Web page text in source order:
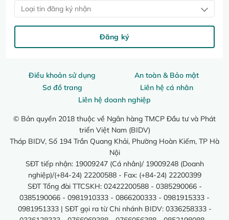
Điều khoản sử dụng
An toàn & Bảo mật
Sơ đồ trang
Liên hệ cá nhân
Liên hệ doanh nghiệp
© Bản quyền 2018 thuộc về Ngân hàng TMCP Đầu tư và Phát
triển Việt Nam (BIDV)
Tháp BIDV, Số 194 Trần Quang Khải, Phường Hoàn Kiếm, TP Hà
Nội
SĐT tiếp nhận: 19009247 (Cá nhân)/ 19009248 (Doanh
nghiệp)/(+84-24) 22200588 - Fax: (+84-24) 22200399
SĐT Tổng đài TTCSKH: 02422200588 - 0385290066 -
0385190066 - 0981910333 - 0866200333 - 0981915333 -
0981951333 | SĐT gọi ra từ Chi nhánh BIDV: 0336258333 -
Loại tin đăng ký nhận
Đăng ký